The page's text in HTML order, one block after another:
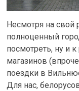
Несмотря на
полноценный
посмотреть, ну и
магазинов
поездки в
Для нас,